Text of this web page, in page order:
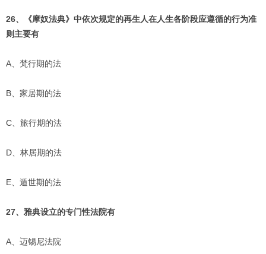
26、《摩奴法典》中依次规定的再生人在人生各阶段应遵循的行为准
则主要有
A、梵行期的法
B、家居期的法
C、旅行期的法
D、林居期的法
E、遁世期的法
27、雅典设立的专门性法院有
A、迈锡尼法院